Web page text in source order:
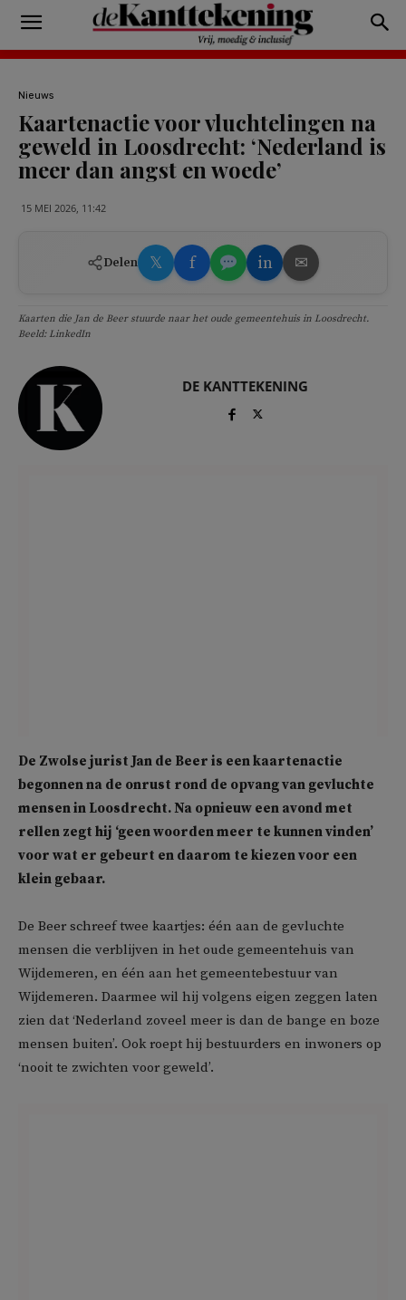
Nieuws
Kaartenactie voor vluchtelingen na
geweld in Loosdrecht: ‘Nederland is
meer dan angst en woede’
15 MEI 2026, 11:42
Delen 𝕏 f in ✉
Kaarten die Jan de Beer stuurde naar het oude gemeentehuis in Loosdrecht.
Beeld: LinkedIn
DE KANTTEKENING
De Zwolse jurist Jan de Beer is een kaartenactie
begonnen na de onrust rond de opvang van gevluchte
mensen in Loosdrecht. Na opnieuw een avond met
rellen zegt hij ‘geen woorden meer te kunnen vinden’
voor wat er gebeurt en daarom te kiezen voor een
klein gebaar.
De Beer schreef twee kaartjes: één aan de gevluchte
mensen die verblijven in het oude gemeentehuis van
Wijdemeren, en één aan het gemeentebestuur van
Wijdemeren. Daarmee wil hij volgens eigen zeggen laten
zien dat ‘Nederland zoveel meer is dan de bange en boze
mensen buiten’. Ook roept hij bestuurders en inwoners op
‘nooit te zwichten voor geweld’.